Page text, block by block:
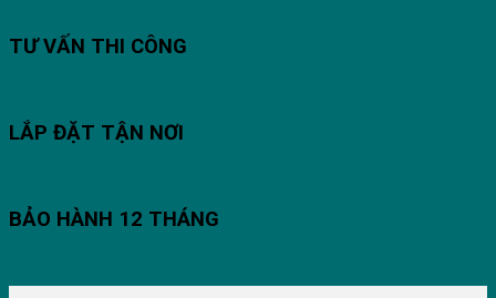
TƯ VẤN THI CÔNG
LẮP ĐẶT TẬN NƠI
BẢO HÀNH 12 THÁNG